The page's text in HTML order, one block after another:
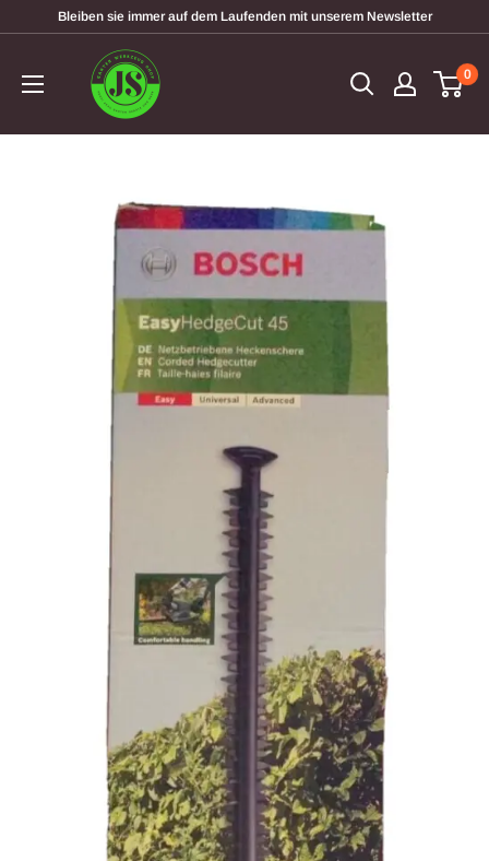
Bleiben sie immer auf dem Laufenden mit unserem Newsletter
garten-
werkzeugshop
0